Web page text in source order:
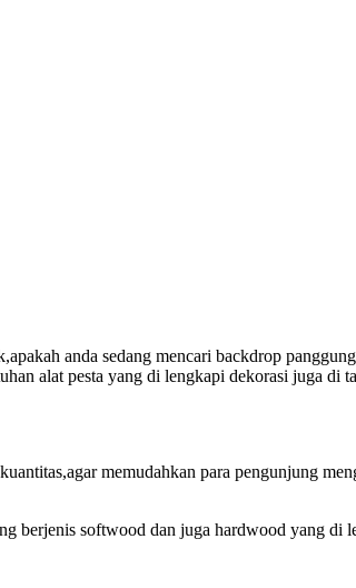
anda sedang mencari backdrop
alat pesta yang di lengkapi dekorasi juga di
memudahkan para pengunjung
softwood dan juga hardwood yang di